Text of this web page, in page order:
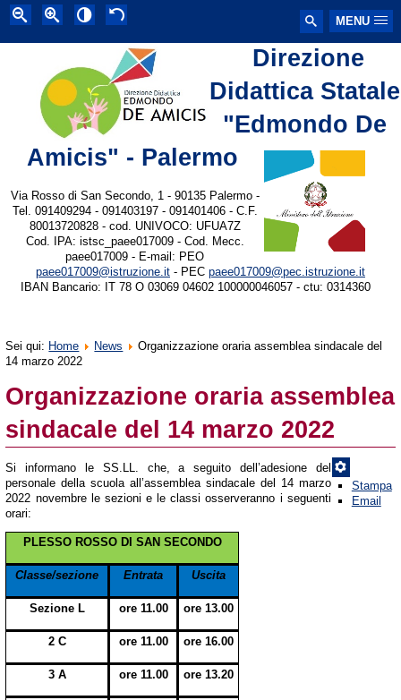
MENU
Direzione
Didattica Statale
"Edmondo De
Amicis" - Palermo
Via Rosso di San Secondo, 1 - 90135 Palermo -
Tel. 091409294 - 091403197 - 091401406 - C.F.
80013720828 - cod. UNIVOCO: UFUA7Z
Cod. IPA: istsc_paee017009 - Cod. Mecc.
paee017009 - E-mail: PEO
paee017009@istruzione.it - PEC paee017009@pec.istruzione.it
IBAN Bancario: IT 78 O 03069 04602 100000046057 - ctu: 0314360
Sei qui: Home News
Organizzazione oraria assemblea sindacale del
14 marzo 2022
Organizzazione oraria assemblea
sindacale del 14 marzo 2022
Stampa
Email
Si informano le SS.LL. che, a seguito dell’adesione del
personale della scuola all’assemblea sindacale del 14 marzo
2022 novembre le sezioni e le classi osserveranno i seguenti
orari:
PLESSO ROSSO DI SAN SECONDO
Classe/sezione Entrata Uscita
Sezione L ore 11.00 ore 13.00
2 C ore 11.00 ore 16.00
3 A ore 11.00 ore 13.20